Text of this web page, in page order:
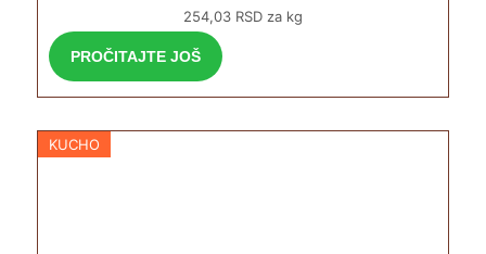
254,03 RSD za kg
PROČITAJTE JOŠ
KUCHO